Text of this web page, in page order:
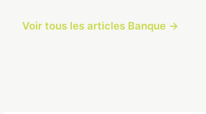
Voir tous les articles Banque →